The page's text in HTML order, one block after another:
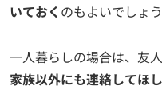
いておく のもよいでしょう
一人暮らしの場合は、友
家族以外にも連絡してほ